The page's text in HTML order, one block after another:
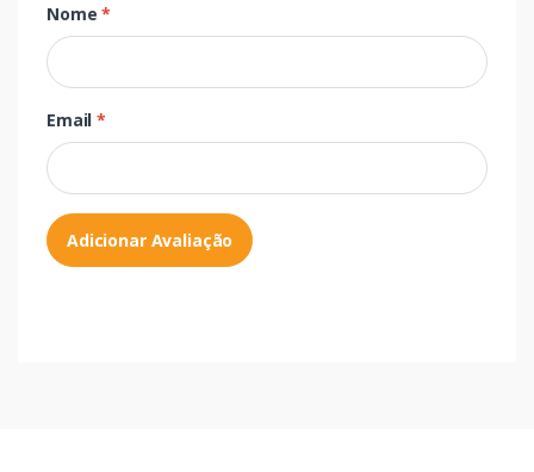
Nome*
Email*
Adicionar Avaliação